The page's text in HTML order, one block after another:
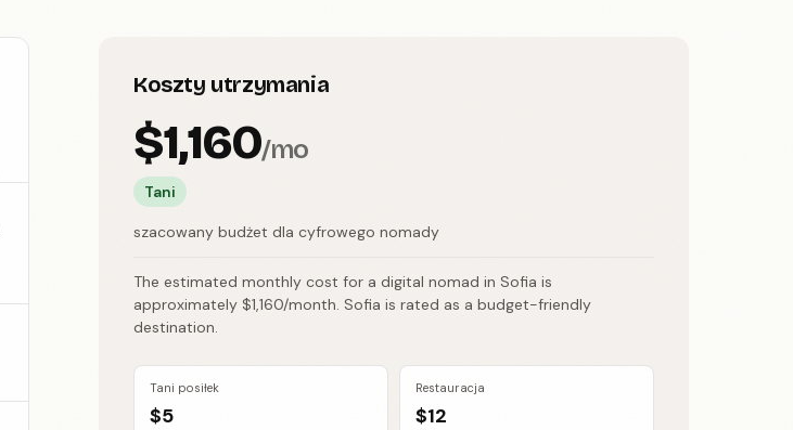
Koszty utrzymania
$1,160/mo
Tani
szacowany budżet dla cyfrowego nomady
The estimated monthly cost for a digital nomad in Sofia is
approximately $1,160/month. Sofia is rated as a budget-friendly
destination.
Tani posiłek
$5
Restauracja
$12